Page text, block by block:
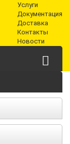
Услуги
Документация
Доставка
Контакты
Новости